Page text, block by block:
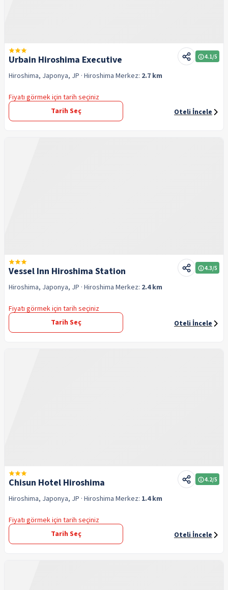
Urbain Hiroshima Executive 4.1/5
Hiroshima, Japonya, JP · Hiroshima Merkez: 2.7 km
Fiyatı görmek için tarih seçiniz
Tarih Seç
Oteli İncele
Vessel Inn Hiroshima Station 4.3/5
Hiroshima, Japonya, JP · Hiroshima Merkez: 2.4 km
Fiyatı görmek için tarih seçiniz
Tarih Seç
Oteli İncele
Chisun Hotel Hiroshima 4.2/5
Hiroshima, Japonya, JP · Hiroshima Merkez: 1.4 km
Fiyatı görmek için tarih seçiniz
Tarih Seç
Oteli İncele